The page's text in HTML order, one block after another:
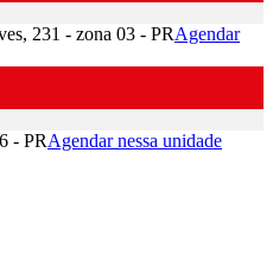
231 - zona 03 - PRAgendar
- PRAgendar nessa unidade